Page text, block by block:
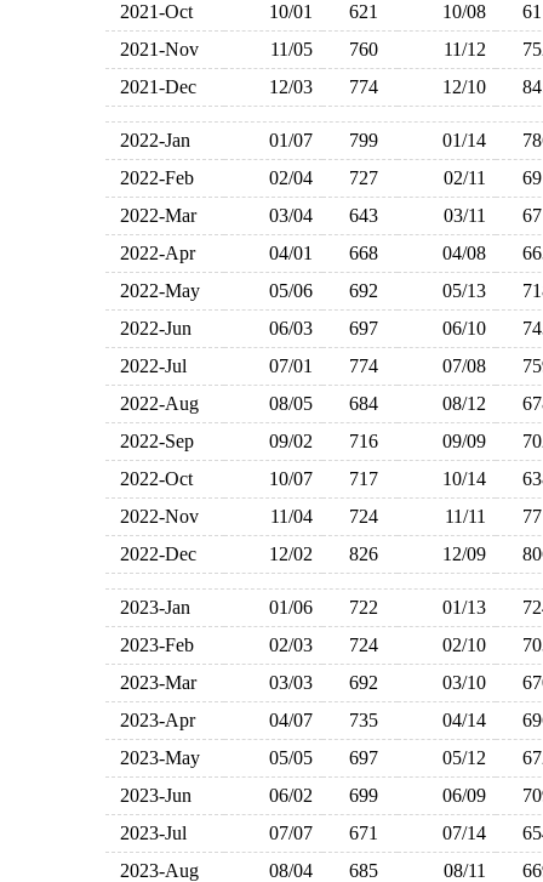
2021-Oct
10/01 621 10/08
2021-Nov
11/05 760 11/12
2021-Dec
12/03 774 12/10
2022-Jan 01/07 799 01/14
2022-Feb
02/04 727 02/11
2022-Mar
03/04 643 03/11
2022-Apr
04/01 668 04/08
2022-May
05/06 692 05/13
2022-Jun
06/03 697 06/10
2022-Jul
07/01 774 07/08
2022-Aug
08/05 684 08/12
2022-Sep
09/02 716 09/09
2022-Oct
10/07 717 10/14
2022-Nov
11/04 724 11/11
2022-Dec
12/02 826 12/09
2023-Jan 01/06 722 01/13
2023-Feb
02/03 724 02/10
2023-Mar
03/03 692 03/10
2023-Apr
04/07 735 04/14
2023-May
05/05 697 05/12
2023-Jun
06/02 699 06/09
2023-Jul
07/07 671 07/14
2023-Aug
08/04 685 08/11